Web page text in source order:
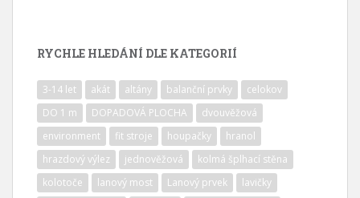
RYCHLE HLEDÁNÍ DLE KATEGORIÍ
3-14 let akát altány balanční prvky
celokov
DO 1 m
DOPADOVÁ PLOCHA
dvouvěžová
environment
fit stroje houpačky
hranol
hrazdový výlez
jednověžová
kolmá šplhací stěna
kolotoče
lanový most Lanový prvek
lavičky